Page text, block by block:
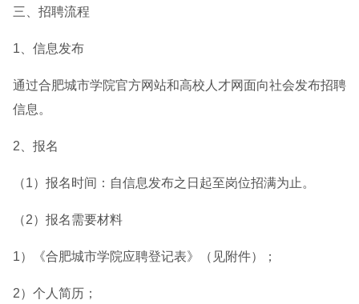
三、招聘流程
1、信息发布
通过合肥城市学院官方网站和高校人才网面向社会发布招聘
信息。
2、报名
（1）报名时间：自信息发布之日起至岗位招满为止。
（2）报名需要材料
1）《合肥城市学院应聘登记表》（见附件）；
2）个人简历；